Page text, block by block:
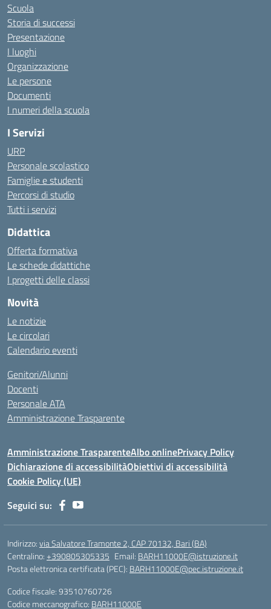
Scuola
Storia di successi
Presentazione
I luoghi
Organizzazione
Le persone
Documenti
I numeri della scuola
I Servizi
URP
Personale scolastico
Famiglie e studenti
Percorsi di studio
Tutti i servizi
Didattica
Offerta formativa
Le schede didattiche
I progetti delle classi
Novità
Le notizie
Le circolari
Calendario eventi
Genitori/Alunni
Docenti
Personale ATA
Amministrazione Trasparente
Amministrazione TrasparenteAlbo onlinePrivacy Policy
Dichiarazione di accessibilitàObiettivi di accessibilità
Cookie Policy (UE)
Seguici su:
Indirizzo:via Salvatore Tramonte 2, CAP 70132, Bari (BA)
Centralino:+390805305335 Email: BARH11000E@istruzione.it
Posta elettronica certificata (PEC): BARH11000E@pec.istruzione.it
Codice fiscale: 93510760726
Codice meccanografico: BARH11000E